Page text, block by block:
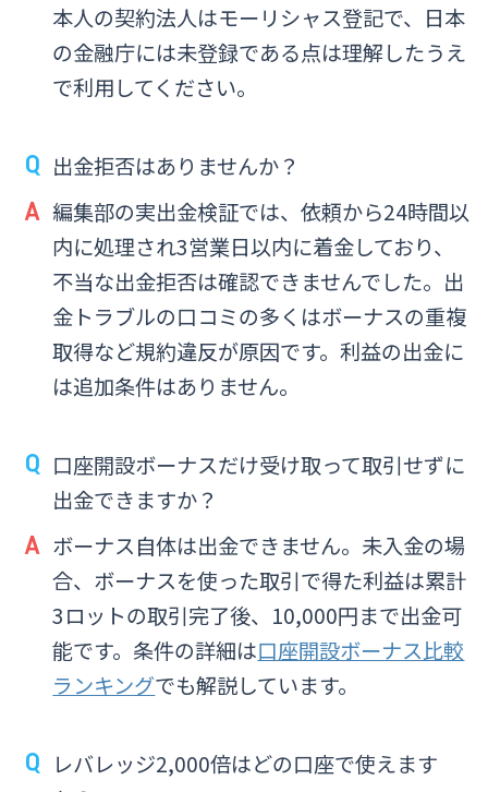
本人の契約法人はモーリシャス登記で、日本
の金融庁には未登録である点は理解したうえ
で利用してください。
出金拒否はありませんか？
編集部の実出金検証では、依頼から24時間以
内に処理され3営業日以内に着金しており、
不当な出金拒否は確認できませんでした。出
金トラブルの口コミの多くはボーナスの重複
取得など規約違反が原因です。利益の出金に
は追加条件はありません。
口座開設ボーナスだけ受け取って取引せずに
出金できますか？
ボーナス自体は出金できません。未入金の場
合、ボーナスを使った取引で得た利益は累計
3ロットの取引完了後、10,000円まで出金可
能です。条件の詳細は口座開設ボーナス比較
ランキングでも解説しています。
レバレッジ2,000倍はどの口座で使えます